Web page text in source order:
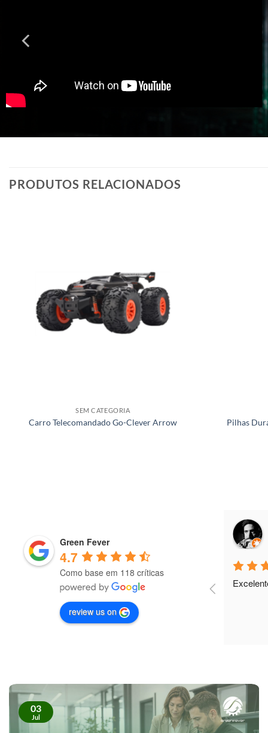
PRODUTOS RELACIONADOS
SEM CATEGORIA
Carro Telecomandado Go-Clever Arrow Pilhas
Green Fever
4.7
Como base em 118 críticas
review us on
9 months ago
03
Jul